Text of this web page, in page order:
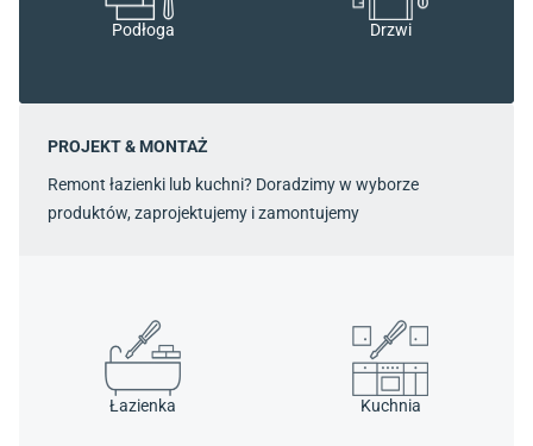
Podłoga Drzwi
PROJEKT & MONTAŻ
Remont łazienki lub kuchni? Doradzimy w wyborze
produktów, zaprojektujemy i zamontujemy
Łazienka Kuchnia